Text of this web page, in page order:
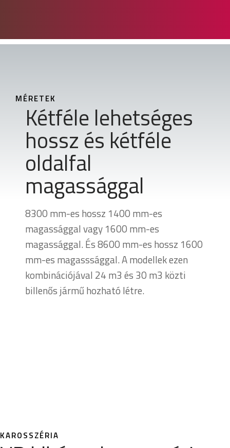
MÉRETEK
Kétféle lehetséges
hossz és kétféle
oldalfal
magassággal
8300 mm-es hossz 1400 mm-es
magassággal vagy 1600 mm-es
magassággal. És 8600 mm-es hossz 1600
mm-es magasssággal. A modellek ezen
kombinációjával 24 m3 és 30 m3 közti
billenős jármű hozható létre.
KAROSSZÉRIA